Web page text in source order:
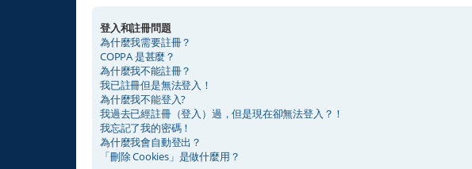
登入和註冊問題
為什麼我需要註冊？
COPPA 是甚麼？
為什麼我不能註冊？
我已註冊但是無法登入！
為什麼我不能登入?
我過去已經註冊（登入）過，但是現在卻無法登入？！
我忘記了我的密碼！
為什麼我會自動登出？
「刪除 Cookies」是做什麼用？